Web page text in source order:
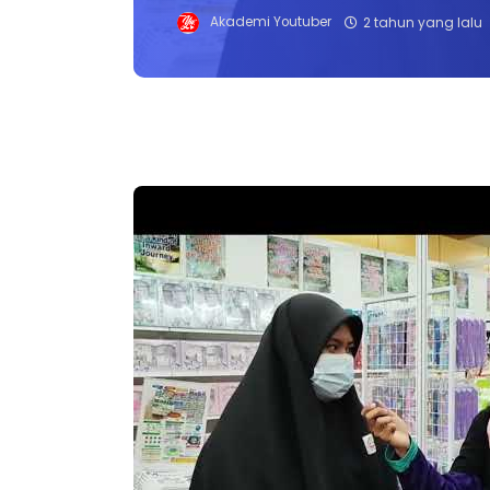
Akademi Youtuber 2 tahun yang lalu